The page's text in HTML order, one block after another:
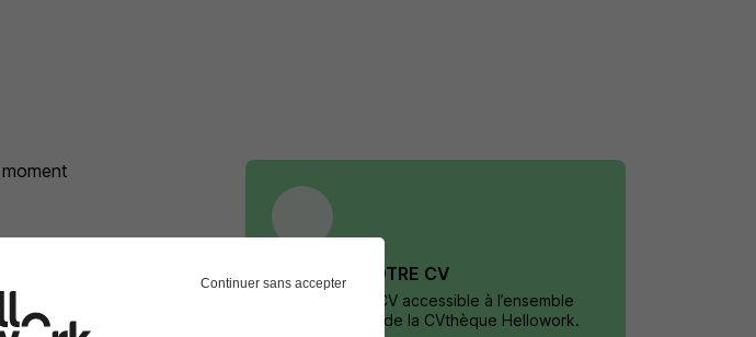
DÉPOSEZ VOTRE CV
Rendez votre CV accessible à l’ensemble
des recruteurs de la CVthèque Hellowork.
Continuer sans accepter